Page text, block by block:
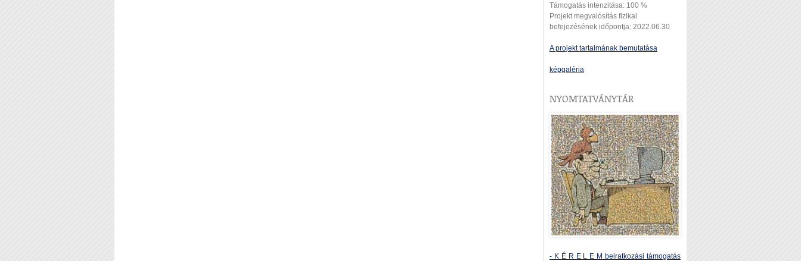
Támogatás intenzitása: 100 %
Projekt megvalósítás fizikai
befejezésének időpontja: 2022.06.30
A projekt tartalmának bemutatása
képgaléria
NYOMTATVÁNYTÁR
- K É R E L E M beiratkozási támogatás